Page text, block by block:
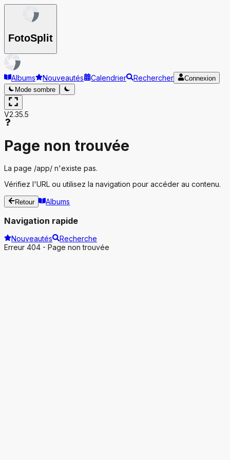
FotoSplit
Albums Nouveautés Calendrier Rechercher
Connexion
Mode sombre
V2.35.5
Page non trouvée
La page /app/ n'existe pas.
Vérifiez l'URL ou utilisez la navigation pour accéder au contenu.
Retour Albums
Navigation rapide
Nouveautés
Recherche
Erreur 404 - Page non trouvée